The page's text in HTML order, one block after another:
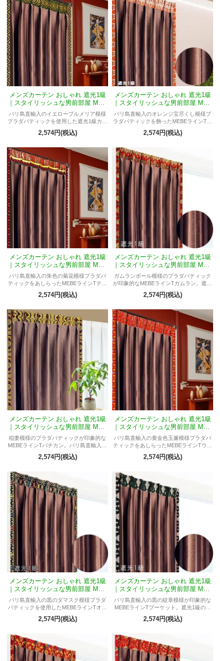
メンズカーテン おしゃれ 遮光1級
｜スタイリッシュな男前部屋 MEB
RラインTプルメリア
バリ島直輸入のイエロープルメリア模様
プラダバティックを使用した遮光1級カー
テン。おしゃれでスタイリッシュな男前
インテリアを明るく格上げします。
2,574円(税込)
メンズカーテン おしゃれ 遮光1級
｜スタイリッシュな男前部屋 MEB
RラインTマフロ
バリ島直輸入のオレンジ宝尽くし模様プ
ラダバティックを飾ったMEBEラインTマ
フロ。遮光1級の高機能で、上質かつおし
ゃれな男前インテリアを演出します。
2,574円(税込)
メンズカーテン おしゃれ 遮光1級
｜スタイリッシュな男前部屋 MEB
RラインTテルティナ
バリ島直輸入の朱色の菊花模様プラダバ
ティックをあしらったMEBEラインTテル
ティナ。遮光1級で機能性も高く、上品で
スタイリッシュな男前空間を演出しま
2,574円(税込)
メンズカーテン おしゃれ 遮光1級
｜スタイリッシュな男前部屋 MEB
RラインTメラ
ガムランボール模様のプラダバティック
が印象的なMEBEラインTガムラン。遮光
1級の高機能で、バリ島の静寂と調和を感
じるスタイリッシュな男前インテリアを
2,574円(税込)
メンズカーテン おしゃれ 遮光1級
｜スタイリッシュな男前部屋 MEB
RラインTバチカン
稲妻模様のプラダバティックが印象的な
MEBEラインTバチカン。バリ島直輸入の
エネルギッシュなデザインと遮光1級の機
能で、スタイリッシュな男前空間を演出
2,574円(税込)
メンズカーテン おしゃれ 遮光1級
｜スタイリッシュな男前部屋 MEB
RラインTウィディ
バリ島直輸入の黄金色玉簾模様プラダバ
ティックをあしらったMEBEラインTウィ
ディ。遮光1級の高機能で、ブラウンスト
ライプが映える上質な男前インテリアを
2,574円(税込)
メンズカーテン おしゃれ 遮光1級
｜スタイリッシュな男前部屋 MEB
RラインTオリオン
バリ島直輸入の黒のダマスク模様プラダ
バティックを使用したMEBEラインTオリ
オン。遮光1級の高機能と重厚感あるブラ
ウンストライプが織りなす、スタイリッ
2,574円(税込)
メンズカーテン おしゃれ 遮光1級
｜スタイリッシュな男前部屋 MEB
RラインTプーケット
バリ島直輸入の黒の紋章模様が印象的な
MEBEラインTプーケット。遮光1級の高
機能で、スタイリッシュな男前部屋に重
厚感と洗練をもたらすおしゃれなメンズ
2,574円(税込)